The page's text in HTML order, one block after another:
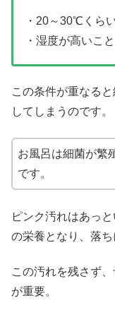
・20～30℃くら
・湿度が高いこと
この条件が重なる
してしまうのです。
お風呂は細菌が繁
です。
ピンク汚れはあっ
の栄養となり、落ち
この汚れを残さず
が重要。